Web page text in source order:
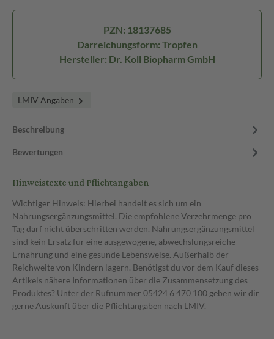
PZN: 18137685
Darreichungsform: Tropfen
Hersteller: Dr. Koll Biopharm GmbH
LMIV Angaben
Beschreibung
Bewertungen
Hinweistexte und Pflichtangaben
Wichtiger Hinweis: Hierbei handelt es sich um ein
Nahrungsergänzungsmittel. Die empfohlene Verzehrmenge pro
Tag darf nicht überschritten werden. Nahrungsergänzungsmittel
sind kein Ersatz für eine ausgewogene, abwechslungsreiche
Ernährung und eine gesunde Lebensweise. Außerhalb der
Reichweite von Kindern lagern. Benötigst du vor dem Kauf dieses
Artikels nähere Informationen über die Zusammensetzung des
Produktes? Unter der Rufnummer 05424 6 470 100 geben wir dir
gerne Auskunft über die Pflichtangaben nach LMIV.